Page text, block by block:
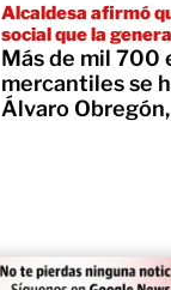
Alcaldesa afirmó
social que la
Más de mil 700
mercantiles se
Álvaro